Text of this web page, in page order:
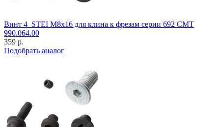
Винт 4_STEI M8x16 для клина к фрезам серии 692 CMT
990.064.00
359 р.
Подобрать аналог